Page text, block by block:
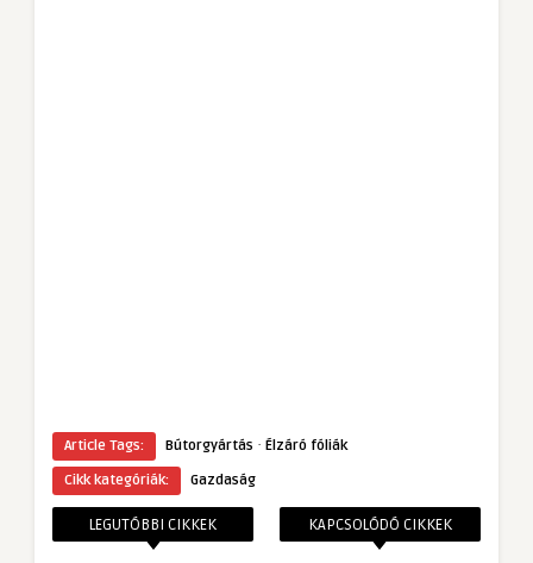
Article Tags: Bútorgyártás · Élzáró fóliák
Cikk kategóriák:
Gazdaság
LEGUTÓBBI CIKKEK KAPCSOLÓDÓ CIKKEK